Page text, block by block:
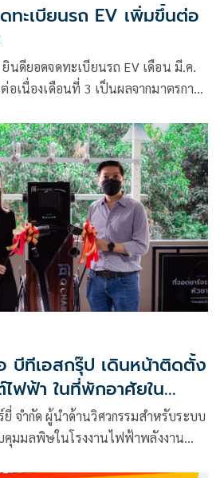
ะเบียนรถ EV เพิ่มขึ้นต่อ
นดียอดจดทะเบียนรถ EV เดือน มี.ค.
เนื่องเดือนที่ 3 เป็นผลจากมาตรการ
บีทีเอสกรุ๊ป เดินหน้าติดตั้ง
ฟฟ้า ในที่พักอาศัยใน
องแผนพัฒนา EV ของ
จำกัด ผู้นำด้านวิศวกรรมสำหรับระบบ
มมลพิษในโรงงานไฟฟ้าพลังงาน